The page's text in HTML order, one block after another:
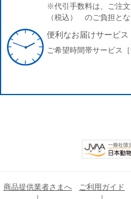
※代引手数料は、ご注
（税込） のご負担とな
便利なお届けサービス
ご希望時間帯サービス［
商品提供業者さまへ ご利用ガイド